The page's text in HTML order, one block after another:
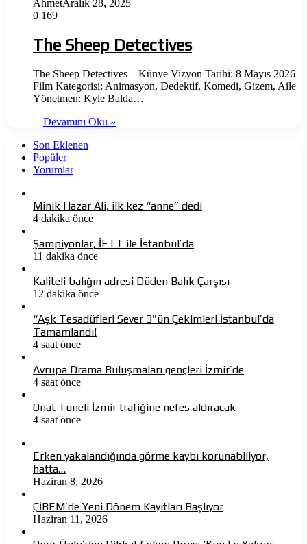
AhmetAralık 28, 2025
0 169
The Sheep Detectives
The Sheep Detectives – Künye Vizyon Tarihi: 8 Mayıs 2026
Film Kategorisi: Animasyon, Dedektif, Komedi, Gizem, Aile
Yönetmen: Kyle Balda…
Devamını Oku »
Son Eklenen
Popüler
Yorumlar
Minik Hazar Ali, ilk kez “anne” dedi
4 dakika önce
Şampiyonlar, İETT ile İstanbul’da
11 dakika önce
Kaliteli balığın adresi Düden Balık Çarşısı
12 dakika önce
“Aşk Tesadüfleri Sever 3″ün Çekimleri İstanbul’da
Tamamlandı!
4 saat önce
Avrupa Drama Buluşmaları gençleri İzmir’de
4 saat önce
Onat Tüneli İzmir trafiğine nefes aldıracak
4 saat önce
Erken yakalandığında görme kaybı korunabiliyor,
hatta…
Haziran 8, 2026
ÇİBEM’de Yeni Dönem Kayıtları Başlıyor
Haziran 11, 2026